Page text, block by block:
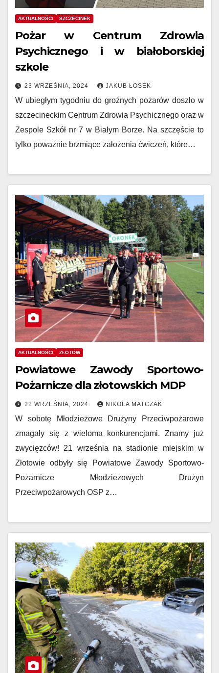
AKTUALNOŚCI SZCZECINEK
Pożar w Centrum Zdrowia
Psychicznego i w białoborskiej
szkole
23 WRZEŚNIA, 2024 JAKUB ŁOSEK
W ubiegłym tygodniu do groźnych pożarów doszło w
szczecineckim Centrum Zdrowia Psychicznego oraz w
Zespole Szkół nr 7 w Białym Borze. Na szczęście to
tylko poważnie brzmiące założenia ćwiczeń, które…
AKTUALNOŚCI ZŁOTÓW
Powiatowe Zawody Sportowo-
Pożarnicze dla złotowskich MDP
22 WRZEŚNIA, 2024 NIKOLA MATCZAK
W sobotę Młodzieżowe Drużyny Przeciwpożarowe
zmagały się z wieloma konkurencjami. Znamy już
zwycięzców! 21 września na stadionie miejskim w
Złotowie odbyły się Powiatowe Zawody Sportowo-
Pożarnicze Młodzieżowych Drużyn
Przeciwpożarowych OSP z…